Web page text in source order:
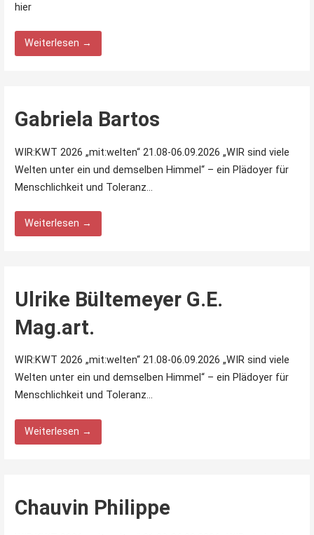
hier
Weiterlesen →
Gabriela Bartos
WIR:KWT 2026 „mit:welten“ 21.08-06.09.2026 „WIR sind viele
Welten unter ein und demselben Himmel“ – ein Plädoyer für
Menschlichkeit und Toleranz…
Weiterlesen →
Ulrike Bültemeyer G.E.
Mag.art.
WIR:KWT 2026 „mit:welten“ 21.08-06.09.2026 „WIR sind viele
Welten unter ein und demselben Himmel“ – ein Plädoyer für
Menschlichkeit und Toleranz…
Weiterlesen →
Chauvin Philippe